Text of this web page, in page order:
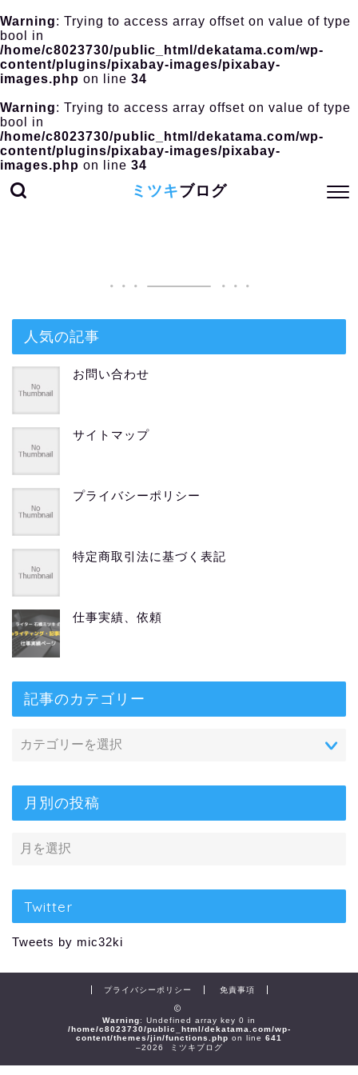
Warning: Trying to access array offset on value of type
bool in
/home/c8023730/public_html/dekatama.com/wp-
content/plugins/pixabay-images/pixabay-
images.php on line 34
Warning: Trying to access array offset on value of type
bool in
/home/c8023730/public_html/dekatama.com/wp-
content/plugins/pixabay-images/pixabay-
images.php on line 34
ミツキブログ
人気の記事
お問い合わせ
サイトマップ
プライバシーポリシー
特定商取引法に基づく表記
仕事実績、依頼
記事のカテゴリー
月別の投稿
Twitter
Tweets by mic32ki
プライバシーポリシー 免責事項
Warning: Undefined array key 0 in
/home/c8023730/public_html/dekatama.com/wp-
content/themes/jin/functions.php on line 641
–2026 ミツキブログ